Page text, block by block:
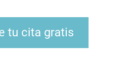
tu cita gratis